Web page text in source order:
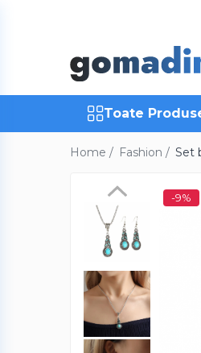
Trackere GPS
Inele smart
Portofele smart
Aparate & Accesorii ingrijire
Articole Sanatate & Wellness
Cosmetice & Produse ingrijire
Parfumuri cu feromoni
Periute dinti
Toate
Home / Fashion / Set
-9%